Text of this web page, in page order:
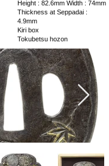
Height : 82.6mm Width : 74mm
Thickness at Seppadai :
4.9mm
Kiri box
Tokubetsu hozon